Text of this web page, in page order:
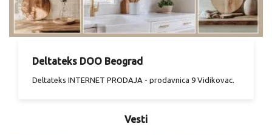
Deltateks DOO Beograd
Deltateks INTERNET PRODAJA - prodavnica 9 Vidikovac.
Vesti